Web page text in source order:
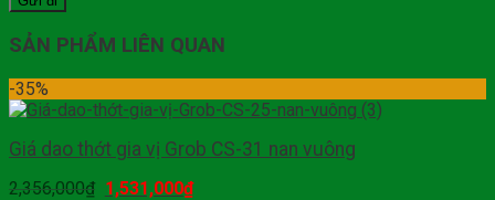
SẢN PHẨM LIÊN QUAN
-35%
Giá dao thớt gia vị Grob CS-31 nan vuông
2,356,000₫ 1,531,000₫